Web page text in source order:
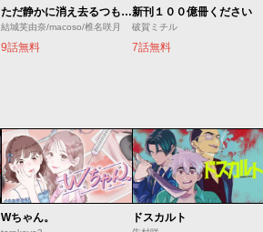
ただ静かに消え去るつもりでした
結城芙由奈/macoso/椎名咲月
9話無料
新刊１００億冊ください
破賀ミチル
7話無料
Wちゃん。 ドスカルト